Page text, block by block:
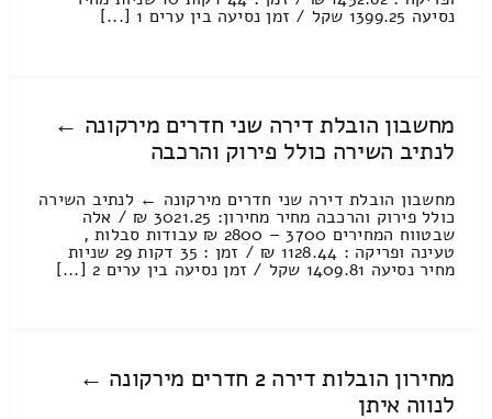
נסיעה 1399.25 שקל / זמן נסיעה בין ערים 1 [...]
מחשבון הובלת דירה שני חדרים מירקונה ←
לנתיב השירה כולל פירוק והרכבה
מחשבון הובלת דירה שני חדרים מירקונה ← לנתיב השירה
כולל פירוק והרכבה מחיר מחירון: 3021.25 ₪ / אלה
שבטווח המחירים 3700 – 2800 ₪ עבודות סבלות ,
טעינה ופריקה : 1128.44 ₪ / זמן : 35 דקות 29 שניות
מחיר נסיעה 1409.81 שקל / זמן נסיעה בין ערים 2 [...]
מחירון הובלות דירה 2 חדרים מירקונה ←
לנווה איתן